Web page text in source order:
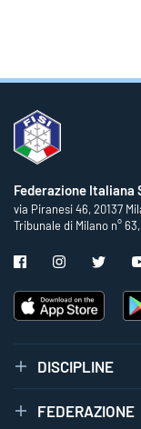
Federazione Italiana
via Piranesi 46, 20137
Tribunale di Milano n°
DISCIPLINE
FEDERAZIONE